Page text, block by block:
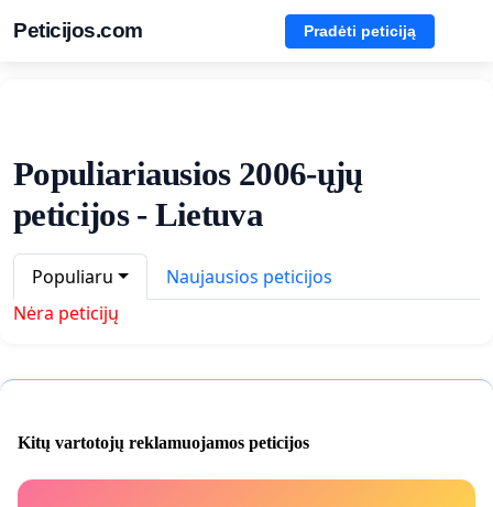
Peticijos.com Pradėti peticiją
Populiariausios 2006-ųjų
peticijos - Lietuva
Populiaru
Naujausios peticijos
Nėra peticijų
Kitų vartotojų reklamuojamos peticijos